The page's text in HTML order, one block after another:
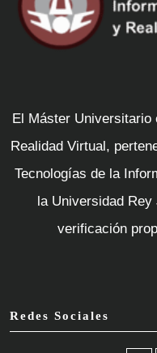
El Máster
Realidad Virtual,
Tecnologías de la
la Universidad
verificación
Redes Sociales